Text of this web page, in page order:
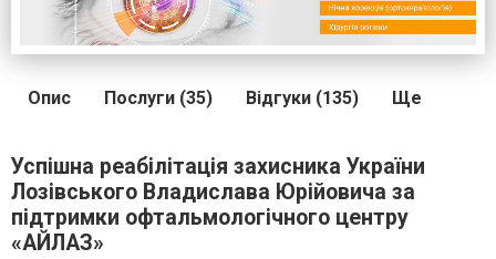
Опис Послуги (35) Відгуки (135) Ще
Успішна реабілітація захисника України
Лозівського Владислава Юрійовича за
підтримки офтальмологічного центру
«АЙЛАЗ»